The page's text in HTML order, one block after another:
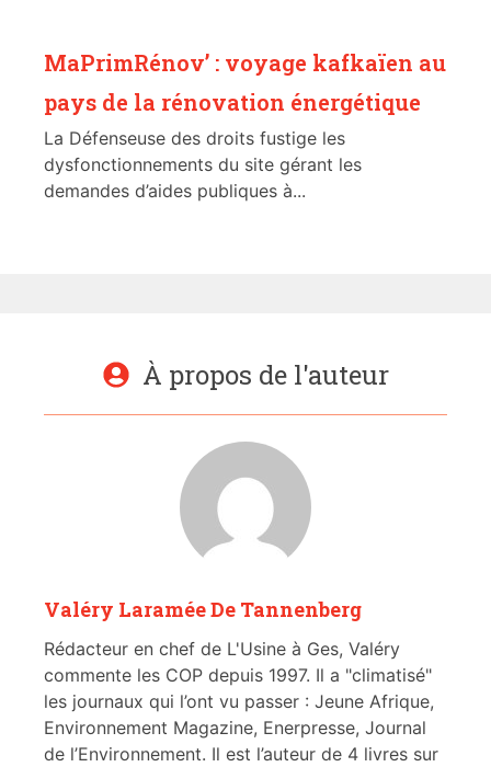
MaPrimRénov’ : voyage kafkaïen au
pays de la rénovation énergétique
La Défenseuse des droits fustige les
dysfonctionnements du site gérant les
demandes d’aides publiques à...
À propos de l'auteur
Valéry Laramée De Tannenberg
Rédacteur en chef de L'Usine à Ges, Valéry
commente les COP depuis 1997. Il a "climatisé"
les journaux qui l’ont vu passer : Jeune Afrique,
Environnement Magazine, Enerpresse, Journal
de l’Environnement. Il est l’auteur de 4 livres sur